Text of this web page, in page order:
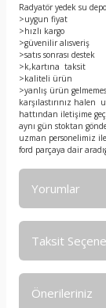
Radyatör yedek su
>uygun fiyat
>hızlı kargo
>güvenilir alısveriş
>satıs sonrası destek
>k,kartına taksit
>kaliteli ürün
>yanlış ürün
karşılastırınız
hattından iletişime
aynı gün stoktan
uzman personelimiz
ford parçaya dair
Yorumlar
Taksit
Önerileriniz